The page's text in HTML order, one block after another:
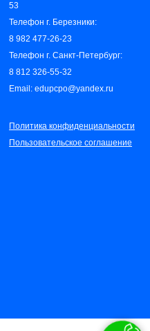
53
Телефон г. Березники:
8 982 477-26-23
Телефон г. Санкт-Петербург:
8 812 326-55-32
Email: edupcpo@yandex.ru
Политика конфиденциальности
Пользовательское соглашение